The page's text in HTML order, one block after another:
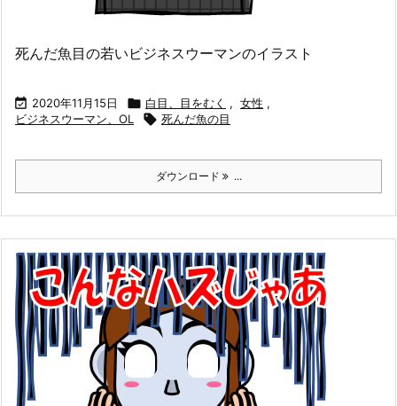
死んだ魚目の若いビジネスウーマンのイラスト
 2020年11月15日  白目、目をむく , 女性 ,
ビジネスウーマン、OL
 死んだ魚の目
ダウンロード ...